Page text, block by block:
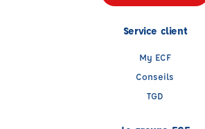
Service client
My ECF
Conseils
TGD